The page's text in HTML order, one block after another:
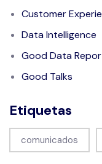
Customer
Data Intelligence
Good Data
Good Talks
Etiquetas
comunicados